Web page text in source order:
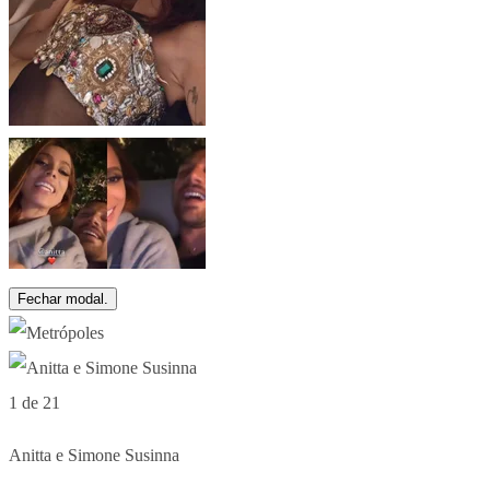
Fechar modal.
1 de 21
Anitta e Simone Susinna